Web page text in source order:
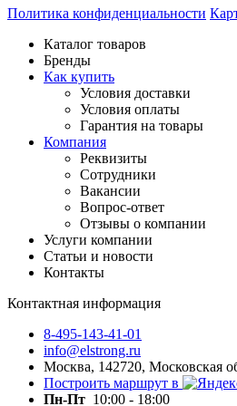
Политика конфиденциальности
Каталог товаров
Бренды
Как купить
Условия доставки
Условия оплаты
Гарантия на товары
Компания
Реквизиты
Сотрудники
Вакансии
Вопрос-ответ
Отзывы о компании
Услуги компании
Статьи и новости
Контакты
Контактная информация
8-495-143-41-01
info@elstrong.ru
Москва, 142720, Московская
Построить маршрут в
Пн-Пт 10:00 - 18:00